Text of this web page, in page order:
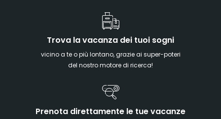
Trova la vacanza dei tuoi sogni
vicino a te o più lontano, grazie ai super-poteri
del nostro motore di ricerca!
Prenota direttamente le tue vacanze